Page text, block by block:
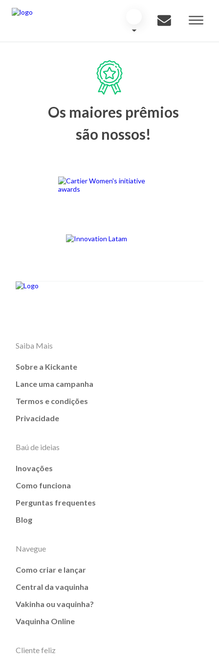
Os maiores prêmios
são nossos!
Saiba Mais
Sobre a Kickante
Lance uma campanha
Termos e condições
Privacidade
Baú de ideias
Inovações
Como funciona
Perguntas frequentes
Blog
Navegue
Como criar e lançar
Central da vaquinha
Vakinha ou vaquinha?
Vaquinha Online
Cliente feliz